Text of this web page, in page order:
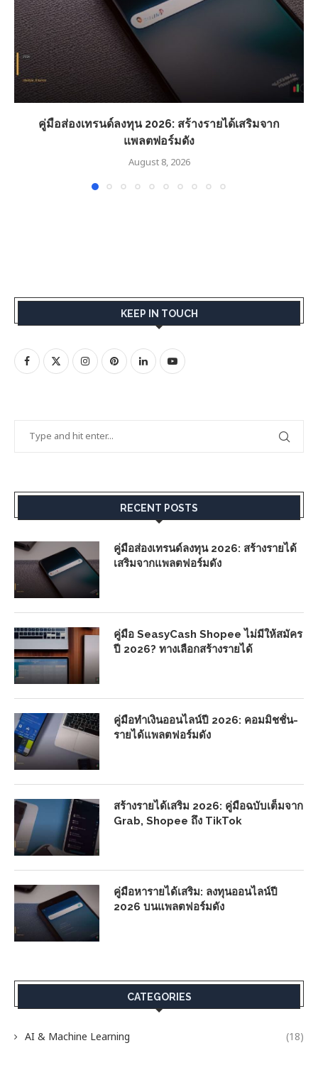
คู่มือส่องเทรนด์ลงทุน 2026: สร้างรายได้เสริมจาก
แพลตฟอร์มดัง
August 8, 2026
KEEP IN TOUCH
RECENT POSTS
คู่มือส่องเทรนด์ลงทุน 2026: สร้างรายได้
เสริมจากแพลตฟอร์มดัง
คู่มือ SeasyCash Shopee ไม่มีให้สมัคร
ปี 2026? ทางเลือกสร้างรายได้
คู่มือทำเงินออนไลน์ปี 2026: คอมมิชชั่น-
รายได้แพลตฟอร์มดัง
สร้างรายได้เสริม 2026: คู่มือฉบับเต็มจาก
Grab, Shopee ถึง TikTok
คู่มือหารายได้เสริม: ลงทุนออนไลน์ปี
2026 บนแพลตฟอร์มดัง
CATEGORIES
AI & Machine Learning (18)